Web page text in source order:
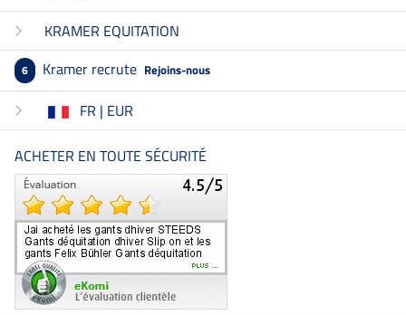
KRAMER EQUITATION
6 Kramer recrute Rejoins-nous
FR | EUR
ACHETER EN TOUTE SÉCURITÉ